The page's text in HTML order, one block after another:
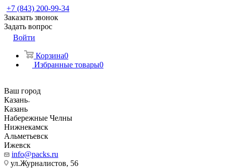
+7 (843) 200-99-34
Заказать звонок
Задать вопрос
Войти
Корзина0
Избранные товары0
Ваш город
Казань
Казань
Набережные Челны
Нижнекамск
Альметьевск
Ижевск
info@packs.ru
ул.Журналистов, 56